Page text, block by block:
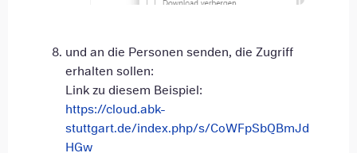
und an die Personen senden, die Zugriff
erhalten sollen:
Link zu diesem Beispiel:
https://cloud.abk-
stuttgart.de/index.php/s/CoWFpSbQBmJd
HGw